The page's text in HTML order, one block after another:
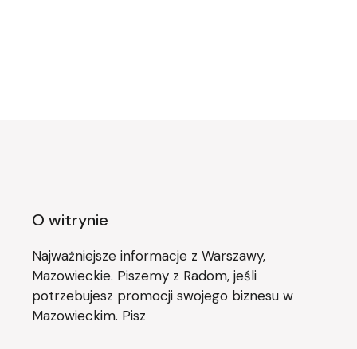
O witrynie
Najważniejsze informacje z Warszawy,
Mazowieckie. Piszemy z Radom, jeśli
potrzebujesz promocji swojego biznesu w
Mazowieckim. Pisz